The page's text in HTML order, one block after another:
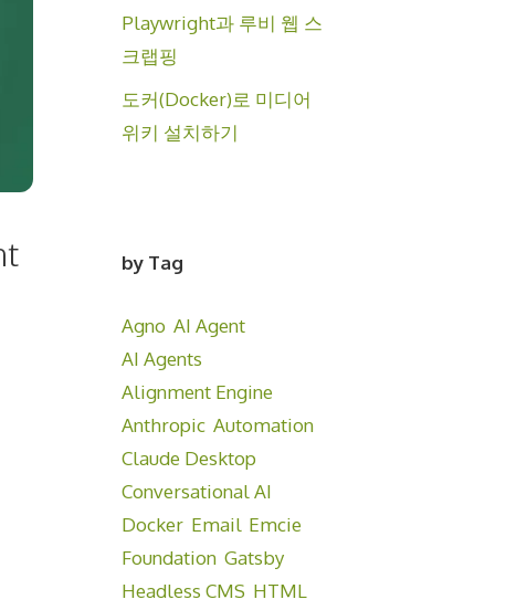
Playwright과 루비 웹 스
크랩핑
도커(Docker)로 미디어
위키 설치하기
by Tag
Agno AI Agent
AI Agents
Alignment Engine
Anthropic Automation
Claude Desktop
Conversational AI
Docker Email Emcie
Foundation Gatsby
Headless CMS HTML